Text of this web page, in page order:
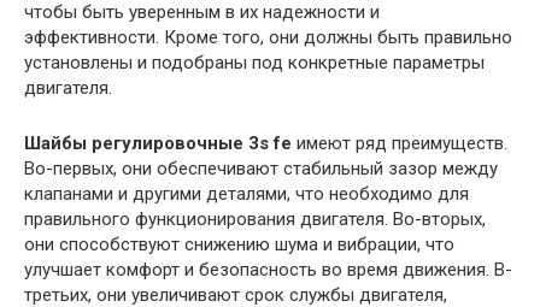
чтобы быть уверенным в их надежности и
эффективности. Кроме того, они должны быть правильно
установлены и подобраны под конкретные параметры
двигателя.
Шайбы регулировочные 3s fe имеют ряд преимуществ.
Во-первых, они обеспечивают стабильный зазор между
клапанами и другими деталями, что необходимо для
правильного функционирования двигателя. Во-вторых,
они способствуют снижению шума и вибрации, что
улучшает комфорт и безопасность во время движения. В-
третьих, они увеличивают срок службы двигателя,